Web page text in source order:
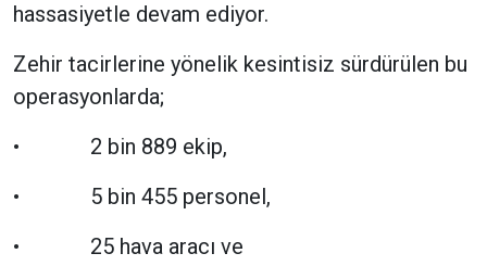
hassasiyetle devam ediyor.
Zehir tacirlerine yönelik kesintisiz sürdürülen bu
operasyonlarda;
• 2 bin 889 ekip,
• 5 bin 455 personel,
• 25 hava aracı ve